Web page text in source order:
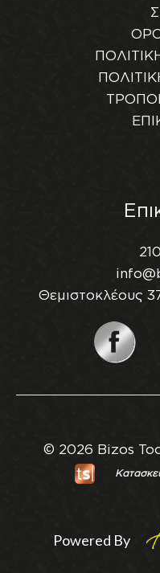
Θεμιστοκλέους
© 2026 Bizos
Powered By